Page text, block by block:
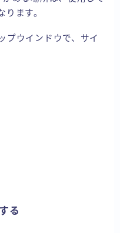
ります。
プウインドウで、サイ
る